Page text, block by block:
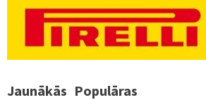
Jaunākās Populāras